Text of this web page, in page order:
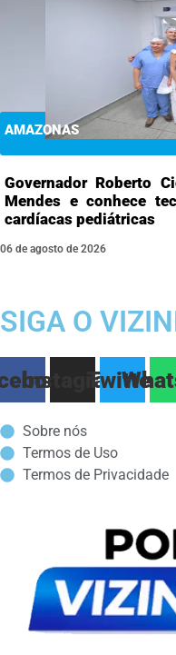
AMAZONAS
Governador Roberto
Mendes e conhece
cardíacas pediátricas
06 de agosto de 2026
SIGA O
InstagramTwitter
Sobre nós
Termos de Uso
Termos de Privacidade